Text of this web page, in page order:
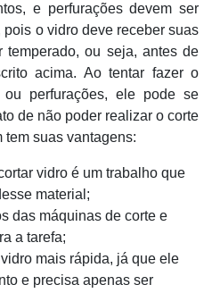
e perfurações devem ser
o vidro deve receber suas
temperado, ou seja, antes de
acima. Ao tentar fazer o
perfurações, ele pode se
de não poder realizar o corte
tem suas vantagens:
vidro é um trabalho que
material;
das máquinas de corte e
a tarefa;
mais rápida, já que ele
e precisa apenas ser